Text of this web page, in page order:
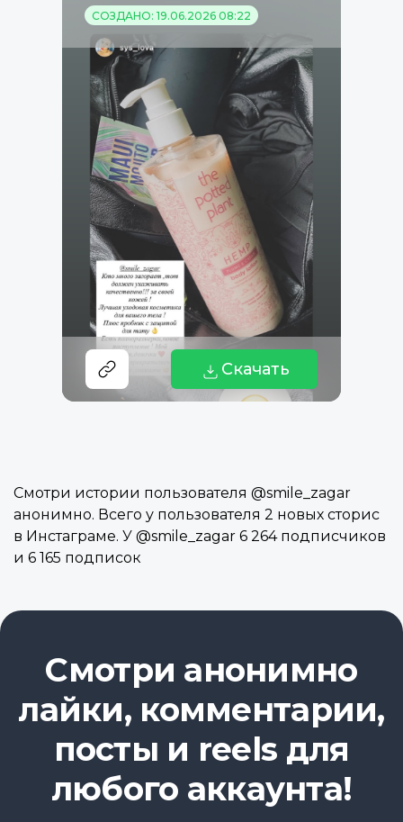
СОЗДАНО: 19.06.2026 08:22
Скачать
Смотри истории пользователя @smile_zagar
анонимно. Всего у пользователя 2 новых сторис
в Инстаграме. У @smile_zagar 6 264 подписчиков
и 6 165 подписок
Смотри анонимно
лайки, комментарии,
посты и reels для
любого аккаунта!